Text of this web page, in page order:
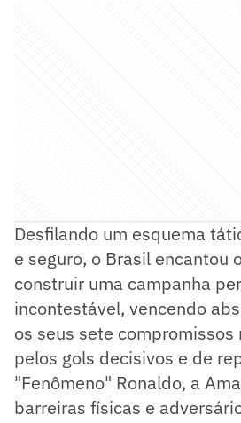
Desfilando um esquema
e seguro, o Brasil encantou
construir uma campanha
incontestável, vencendo
os seus sete compromissos
pelos gols decisivos e de
"Fenômeno" Ronaldo, a
barreiras físicas e